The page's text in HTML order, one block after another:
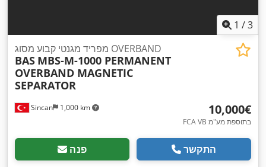
1 /3
Sincan 1,000 km
מפריד מגנטי קבוע מסוג OVERBAND
BAS MBS-M-1000 PERMANENT
OVERBAND MAGNETIC
SEPARATOR
‏10,000 ‏€
FCA VB בתוספת מע"מ
פנה התקשר